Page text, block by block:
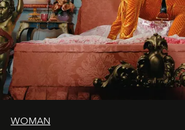
WOMAN